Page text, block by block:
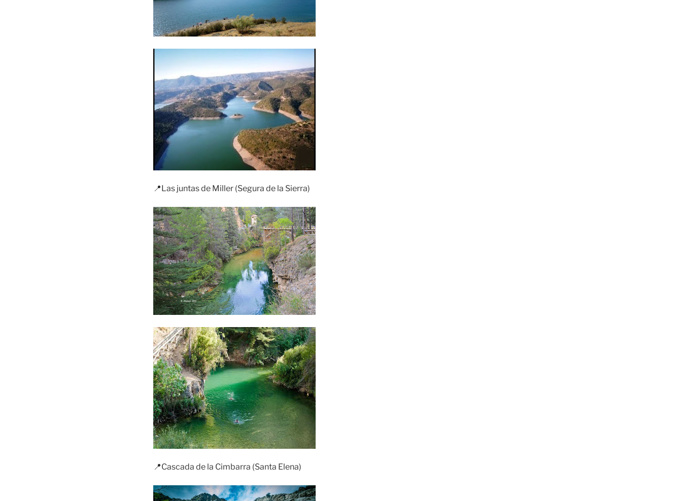
📍Las juntas de Miller (Segura de la Sierra)
📍Cascada de la Cimbarra (Santa Elena)